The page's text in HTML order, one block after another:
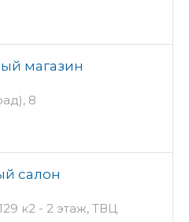
магазин
8
салон
к2 - 2 этаж, ТВЦ